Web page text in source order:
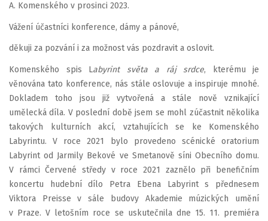
A. Komenského v prosinci 2023.
Vážení účastníci konference, dámy a pánové,
děkuji za pozvání i za možnost vás pozdravit a oslovit.
Komenského spis Labyrint světa a ráj srdce, kterému je
věnována tato konference, nás stále oslovuje a inspiruje mnohé.
Dokladem toho jsou již vytvořená a stále nově vznikající
umělecká díla. V poslední době jsem se mohl zúčastnit několika
takových kulturních akcí, vztahujících se ke Komenského
Labyrintu. V roce 2021 bylo provedeno scénické oratorium
Labyrint od Jarmily Bekové ve Smetanově síni Obecního domu.
V rámci Červené středy v roce 2021 zaznělo při benefičním
koncertu hudební dílo Petra Ebena Labyrint s přednesem
Viktora Preisse v sále budovy Akademie múzických umění
v Praze. V letošním roce se uskutečnila dne 15. 11. premiéra